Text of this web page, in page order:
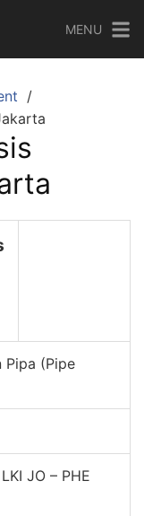
MENU
Pipa (Pipe
JO – PHE